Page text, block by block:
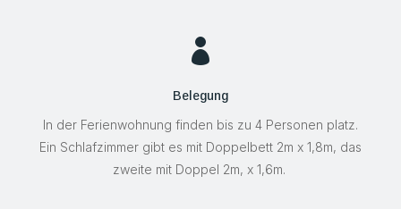

Belegung
In der Ferienwohnung finden bis zu 4 Personen platz.
Ein Schlafzimmer gibt es mit Doppelbett 2m x 1,8m, das
zweite mit Doppel 2m, x 1,6m.